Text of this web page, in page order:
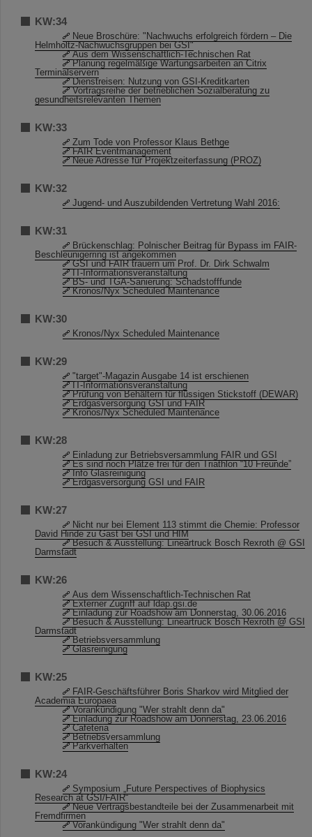
KW:34
Neue Broschüre: "Nachwuchs erfolgreich fördern – Die
Helmholtz-Nachwuchsgruppen bei GSI"
Aus dem Wissenschaftlich-Technischen Rat
Planung regelmäßige Wartungsarbeiten an Citrix
Terminalservern
Dienstreisen: Nutzung von GSI-Kreditkarten
Vortragsreihe der betrieblichen Sozialberatung zu
gesundheitsrelevanten Themen
KW:33
Zum Tode von Professor Klaus Bethge
FAIR Eventmanagement
Neue Adresse für Projektzeiterfassung (PROZ)
KW:32
Jugend- und Auszubildenden Vertretung Wahl 2016:
KW:31
Brückenschlag: Polnischer Beitrag für Bypass im FAIR-
Beschleunigerring ist angekommen
GSI und FAIR trauern um Prof. Dr. Dirk Schwalm
IT-Informationsveranstaltung
BS- und TGA-Sanierung: Schadstofffunde
Kronos/Nyx Scheduled Maintenance
KW:30
Kronos/Nyx Scheduled Maintenance
KW:29
"target"-Magazin Ausgabe 14 ist erschienen
IT-Informationsveranstaltung
Prüfung von Behältern für flüssigen Stickstoff (DEWAR)
Erdgasversorgung GSI und FAIR
Kronos/Nyx Scheduled Maintenance
KW:28
Einladung zur Betriebsversammlung FAIR und GSI
Es sind noch Plätze frei für den Triathlon “10 Freunde”
Info Glasreinigung
Erdgasversorgung GSI und FAIR
KW:27
Nicht nur bei Element 113 stimmt die Chemie: Professor
David Hinde zu Gast bei GSI und HIM
Besuch & Ausstellung: Lineartruck Bosch Rexroth @ GSI
Darmstadt
KW:26
Aus dem Wissenschaftlich-Technischen Rat
Externer Zugriff auf ldap.gsi.de
Einladung zur Roadshow am Donnerstag, 30.06.2016
Besuch & Ausstellung: Lineartruck Bosch Rexroth @ GSI
Darmstadt
Betriebsversammlung
Glasreinigung
KW:25
FAIR-Geschäftsführer Boris Sharkov wird Mitglied der
Academia Europaea
Vorankündigung "Wer strahlt denn da"
Einladung zur Roadshow am Donnerstag, 23.06.2016
Cafeteria
Betriebsversammlung
Parkverhalten
KW:24
Symposium „Future Perspectives of Biophysics
Research at GSI/FAIR“
Neue Vertragsbestandteile bei der Zusammenarbeit mit
Fremdfirmen
Vorankündigung "Wer strahlt denn da"